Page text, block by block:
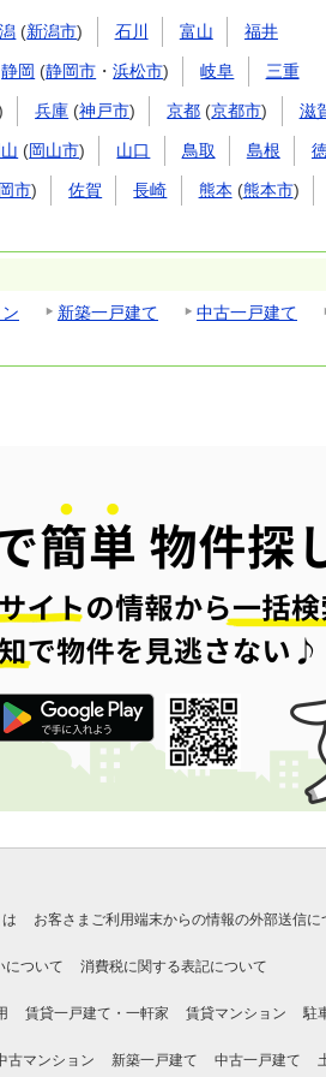
(新潟市) 石川 富山 福井
静岡 (静岡市 ・浜松市) 岐阜 三重
兵庫 (神戸市) 京都 (京都市) 滋
(岡山市) 山口 鳥取 島根
市) 佐賀 長崎 熊本 (熊本市)
新築一戸建て 中古一戸建て
お客さまご利用端末からの情報の外部送信に
について 消費税に関する表記について
賃貸一戸建て・一軒家 賃貸マンション 駐
古マンション 新築一戸建て 中古一戸建て